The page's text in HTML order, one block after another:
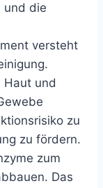
und die
versteht
und
zu
zu fördern.
zum
Das